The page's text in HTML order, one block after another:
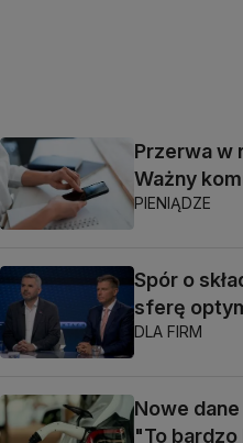
Przerwa w
Ważny
PIENIĄDZE
Spór o
sferę
DLA FIRM
Nowe
"To